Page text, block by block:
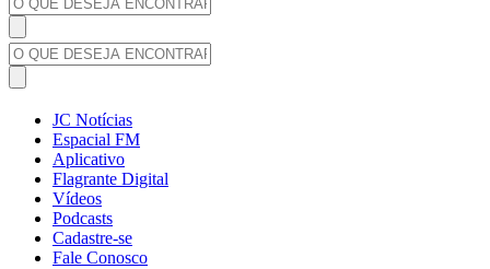
JC Notícias
Espacial FM
Aplicativo
Flagrante Digital
Vídeos
Podcasts
Cadastre-se
Fale Conosco